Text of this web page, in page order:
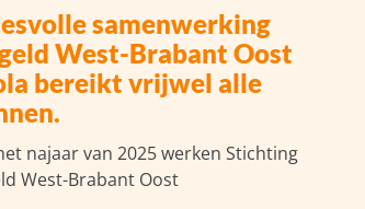
samenwerking
West-Brabant Oost
bereikt vrijwel alle
najaar van 2025 werken Stichting
West-Brabant Oost